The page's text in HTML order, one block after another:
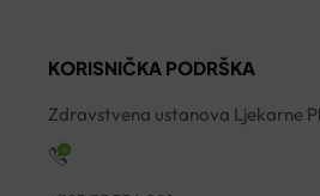
200ML
količina
KORISNIČKA PODRŠKA
Zdravstvena ustanova Ljekarne